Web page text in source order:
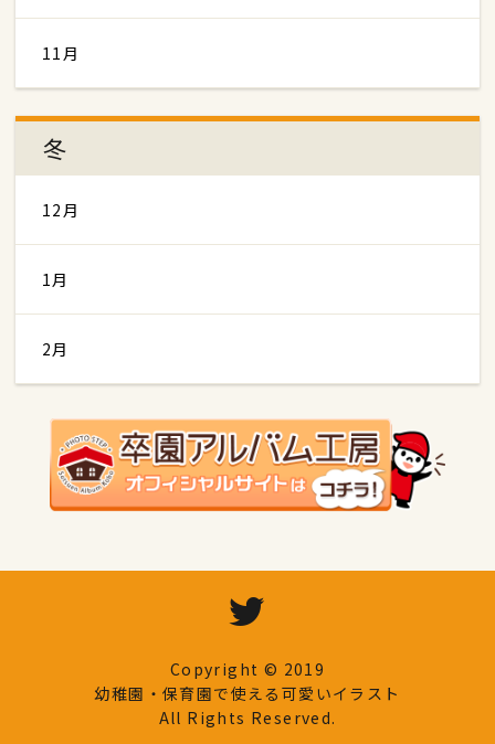
11月
冬
12月
1月
2月
Copyright © 2019
幼稚園・保育園で使える可愛いイラスト
All Rights Reserved.